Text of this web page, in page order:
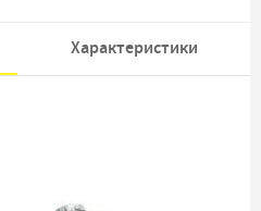
Характеристики